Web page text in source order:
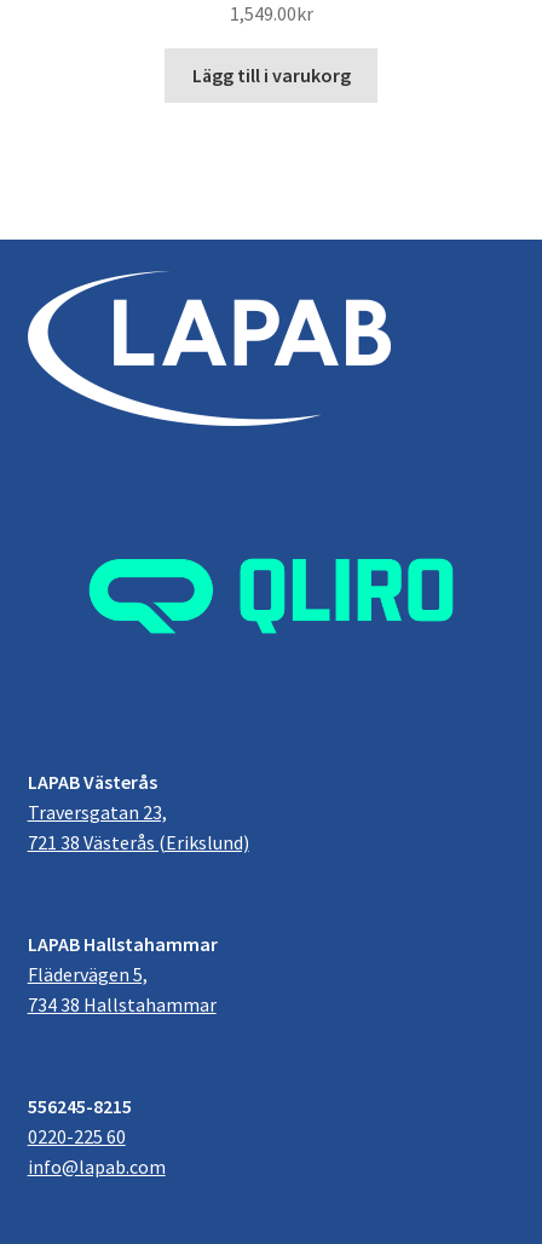
1,549.00kr
Lägg till i varukorg
LAPAB Västerås
Traversgatan 23,
721 38 Västerås (Erikslund)
LAPAB Hallstahammar
Flädervägen 5,
734 38 Hallstahammar
556245-8215
0220-225 60
info@lapab.com